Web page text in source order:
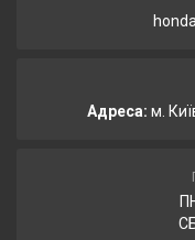
Адреса: м.